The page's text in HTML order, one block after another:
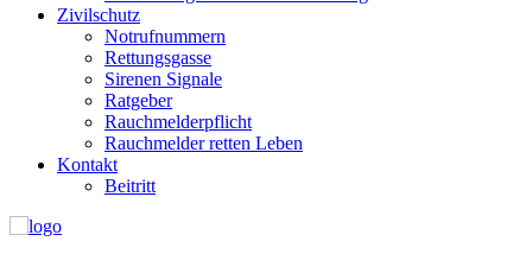
Zivilschutz
Notrufnummern
Rettungsgasse
Sirenen Signale
Ratgeber
Rauchmelderpflicht
Rauchmelder retten Leben
Kontakt
Beitritt